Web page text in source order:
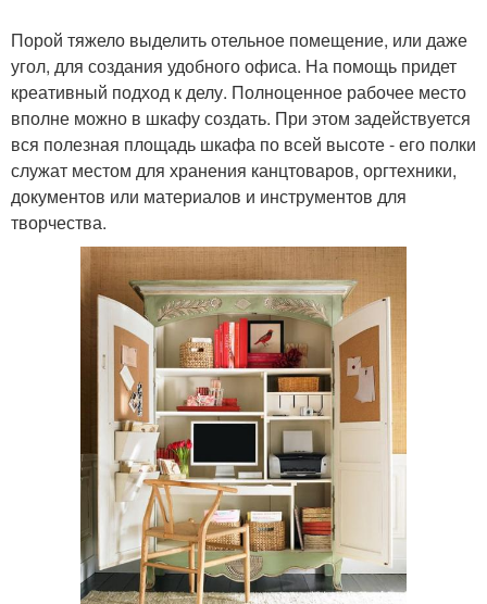
Порой тяжело выделить отельное помещение, или даже
угол, для создания удобного офиса. На помощь придет
креативный подход к делу. Полноценное рабочее место
вполне можно в шкафу создать. При этом задействуется
вся полезная площадь шкафа по всей высоте - его полки
служат местом для хранения канцтоваров, оргтехники,
документов или материалов и инструментов для
творчества.